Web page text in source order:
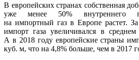
В европейских странах собственная
уже менее 50% внутреннего
на импортный газ в Европе растет.
импорт газа увеличивался в
А в 2018 году европейские страны
куб. м, что на 4,8% больше, чем в 2017